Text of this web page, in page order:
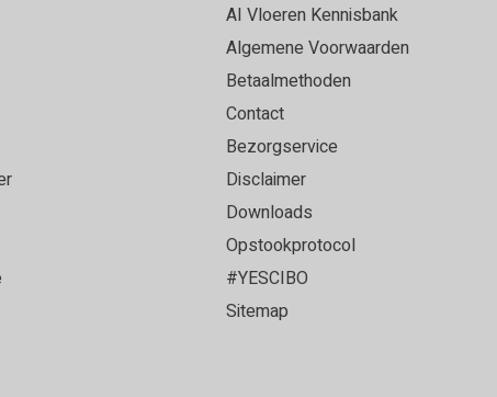
AI Vloeren Kennisbank
Algemene Voorwaarden
Betaalmethoden
Contact
Bezorgservice
Disclaimer
Downloads
Opstookprotocol
#YESCIBO
Sitemap